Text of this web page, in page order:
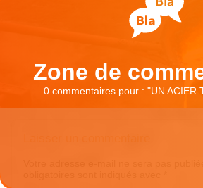
Zone de
0 commentaires pour : "UN ACIER